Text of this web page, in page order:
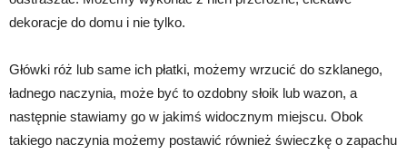
dekoracje do domu i nie tylko.
Główki róż lub same ich płatki, możemy wrzucić do szklanego,
ładnego naczynia, może być to ozdobny słoik lub wazon, a
następnie stawiamy go w jakimś widocznym miejscu. Obok
takiego naczynia możemy postawić również świeczkę o zapachu